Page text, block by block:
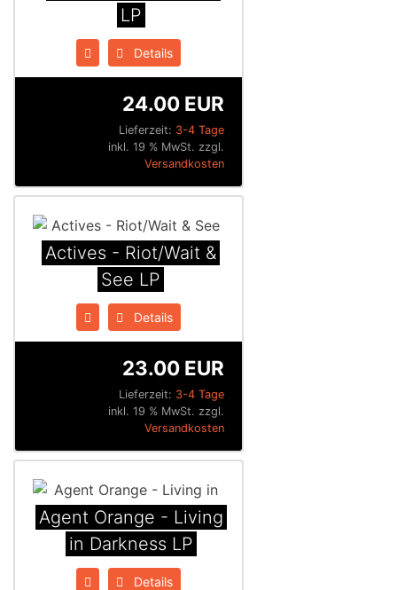
LP
Details
Lieferzeit: 3-4 Tage
24.00 EUR
inkl. 19 % MwSt. zzgl.
Versandkosten
Actives - Riot/Wait &
See LP
Details
Lieferzeit: 3-4 Tage
23.00 EUR
inkl. 19 % MwSt. zzgl.
Versandkosten
Agent Orange - Living
in Darkness LP
Details